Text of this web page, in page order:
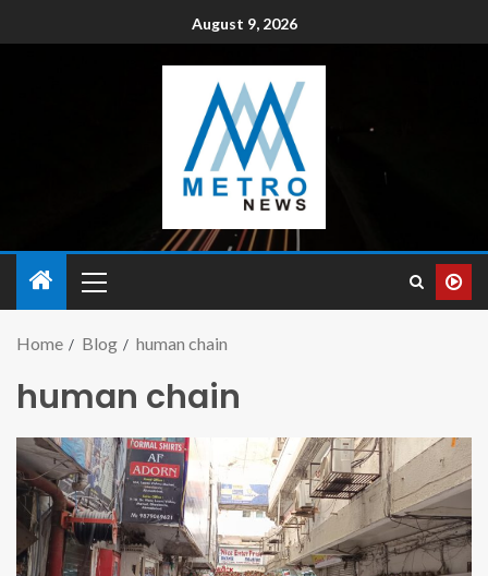
August 9, 2026
Home Blog human chain
human chain